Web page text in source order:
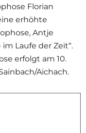
Florian
erhöhte
Antje
Laufe der Zeit“.
erfolgt am 10.
Aichach.